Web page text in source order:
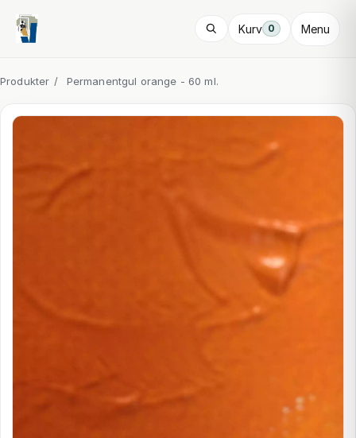
Kurv 0 Menu
Produkter / Permanentgul orange - 60 ml.